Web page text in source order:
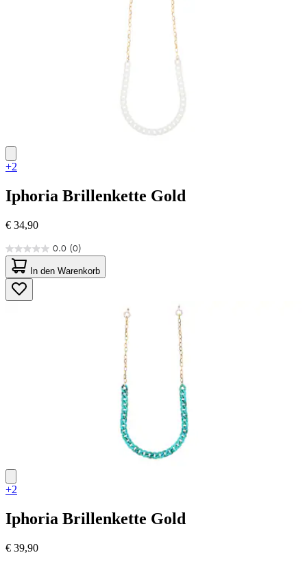
+2
Iphoria Brillenkette Gold
€ 34,90
0.0 (0)
0.0
von
5
Sternen.
In den Warenkorb
+2
Iphoria Brillenkette Gold
€ 39,90